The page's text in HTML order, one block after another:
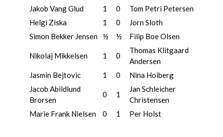
Jakob Vang Glud
1 0
Tom Petri Petersen
Helgi Ziska
1 0
Jorn Sloth
Simon Bekker Jensen
½ ½ Filip Boe Olsen
Nikolaj Mikkelsen 1 0
Thomas Klitgaard
Andersen
Jasmin Bejtovic
1 0
Nina Hoiberg
Jacob Abildlund
Brorsen
0 1
Jan Schleicher
Christensen
Marie Frank Nielsen
0 1 Per Holst